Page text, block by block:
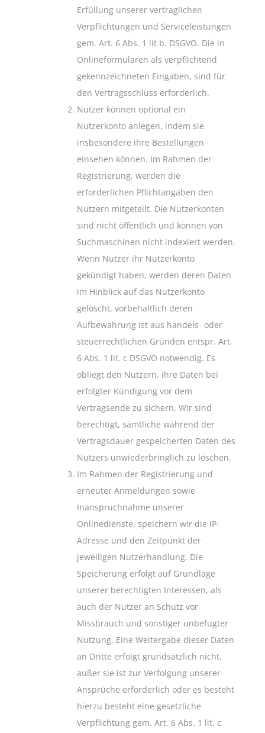
Erfüllung unserer vertraglichen
Verpflichtungen und Serviceleistungen
gem. Art. 6 Abs. 1 lit b. DSGVO. Die in
Onlineformularen als verpflichtend
gekennzeichneten Eingaben, sind für
den Vertragsschluss erforderlich.
Nutzer können optional ein
Nutzerkonto anlegen, indem sie
insbesondere ihre Bestellungen
einsehen können. Im Rahmen der
Registrierung, werden die
erforderlichen Pflichtangaben den
Nutzern mitgeteilt. Die Nutzerkonten
sind nicht öffentlich und können von
Suchmaschinen nicht indexiert werden.
Wenn Nutzer ihr Nutzerkonto
gekündigt haben, werden deren Daten
im Hinblick auf das Nutzerkonto
gelöscht, vorbehaltlich deren
Aufbewahrung ist aus handels- oder
steuerrechtlichen Gründen entspr. Art.
6 Abs. 1 lit. c DSGVO notwendig. Es
obliegt den Nutzern, ihre Daten bei
erfolgter Kündigung vor dem
Vertragsende zu sichern. Wir sind
berechtigt, sämtliche während der
Vertragsdauer gespeicherten Daten des
Nutzers unwiederbringlich zu löschen.
Im Rahmen der Registrierung und
erneuter Anmeldungen sowie
Inanspruchnahme unserer
Onlinedienste, speichern wir die IP-
Adresse und den Zeitpunkt der
jeweiligen Nutzerhandlung. Die
Speicherung erfolgt auf Grundlage
unserer berechtigten Interessen, als
auch der Nutzer an Schutz vor
Missbrauch und sonstiger unbefugter
Nutzung. Eine Weitergabe dieser Daten
an Dritte erfolgt grundsätzlich nicht,
außer sie ist zur Verfolgung unserer
Ansprüche erforderlich oder es besteht
hierzu besteht eine gesetzliche
Verpflichtung gem. Art. 6 Abs. 1 lit. c